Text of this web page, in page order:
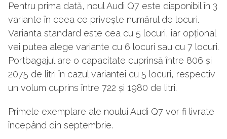
Pentru prima dată, noul Audi Q7 este disponibil în 3
variante în ceea ce privește numărul de locuri.
Varianta standard este cea cu 5 locuri, iar opțional
vei putea alege variante cu 6 locuri sau cu 7 locuri.
Portbagajul are o capacitate cuprinsă între 806 și
2075 de litri în cazul variantei cu 5 locuri, respectiv
un volum cuprins între 722 și 1980 de litri.
Primele exemplare ale noului Audi Q7 vor fi livrate
începând din septembrie.